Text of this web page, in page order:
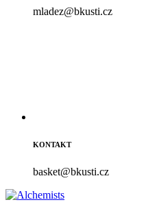
mladez@bkusti.cz
KONTAKT
basket@bkusti.cz